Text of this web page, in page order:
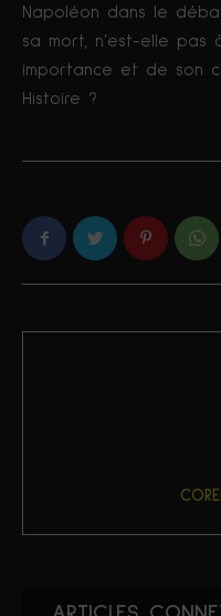
Napoléon dans le
sa mort, n’est-elle pas
importance et de son
Histoire ?